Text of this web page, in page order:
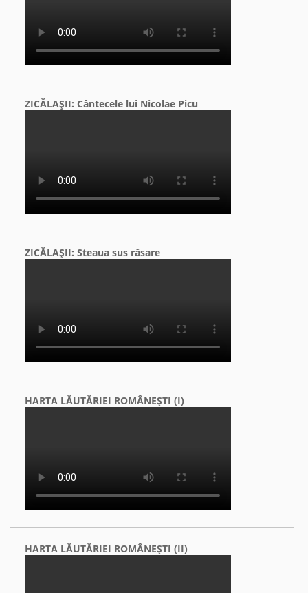
ZICĂLAŞII: Cântecele lui Nicolae Picu
ZICĂLAŞII: Steaua sus răsare
HARTA LĂUTĂRIEI ROMÂNEŞTI (I)
HARTA LĂUTĂRIEI ROMÂNEŞTI (II)